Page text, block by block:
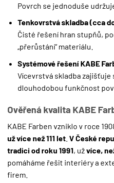
Povrch se jednoduše
Tenkovrstvá skladba (cca
Čisté řešení hran stupňů,
„přerůstání“ materiálu.
Systémové řešení KABE
Vícevrstvá skladba
dlouhodobou funkčnost
Ověřená kvalita KABE
KABE Farben vzniklo v roce
už více než 111 let V České
tradici od roku 1991, užvíce,
pomáháme řešit interiéry a
firem.